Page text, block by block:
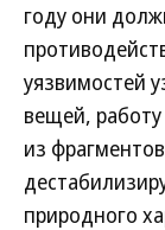
году они
уязвимостей
вещей,
из
природного